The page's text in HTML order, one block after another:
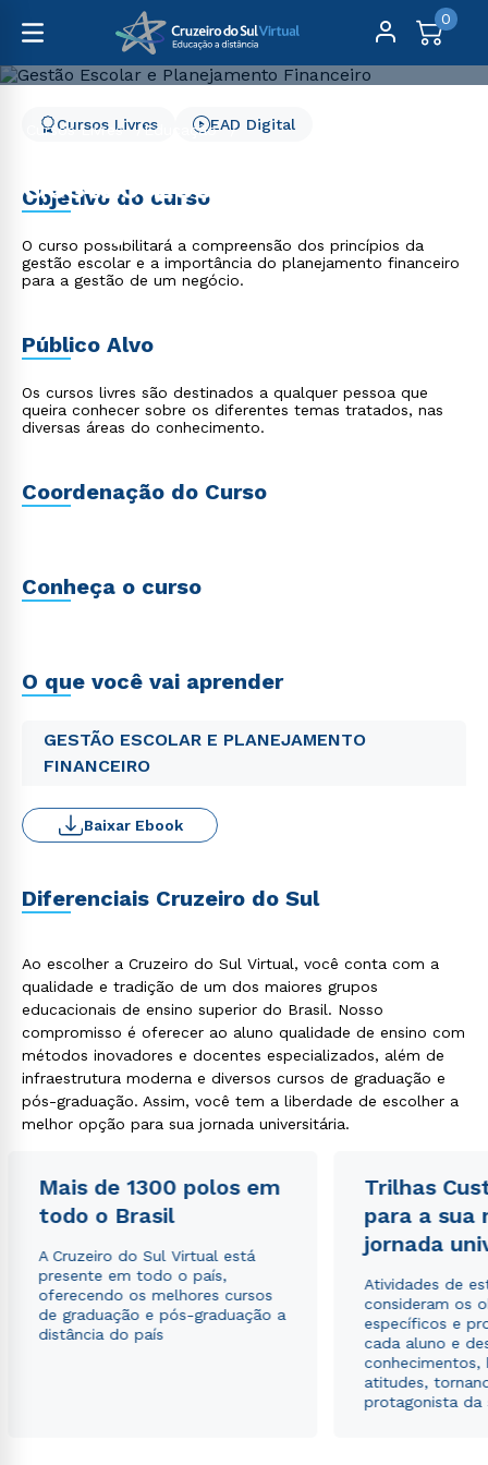
0
Cursos Livres
Educação
Gestão Escolar e
Planejamento Financeiro
Cursos Livres EAD Digital
Objetivo do curso
O curso possibilitará a compreensão dos princípios da
gestão escolar e a importância do planejamento financeiro
para a gestão de um negócio.
Público Alvo
Os cursos livres são destinados a qualquer pessoa que
queira conhecer sobre os diferentes temas tratados, nas
diversas áreas do conhecimento.
Coordenação do Curso
Conheça o curso
O que você vai aprender
GESTÃO ESCOLAR E PLANEJAMENTO
FINANCEIRO
Baixar Ebook
Diferenciais Cruzeiro do Sul
Ao escolher a Cruzeiro do Sul Virtual, você conta com a
qualidade e tradição de um dos maiores grupos
educacionais de ensino superior do Brasil. Nosso
compromisso é oferecer ao aluno qualidade de ensino com
métodos inovadores e docentes especializados, além de
infraestrutura moderna e diversos cursos de graduação e
pós-graduação. Assim, você tem a liberdade de escolher a
melhor opção para sua jornada universitária.
Mais de 1300 polos em
todo o Brasil
A Cruzeiro do Sul Virtual está
presente em todo o país,
oferecendo os melhores cursos
de graduação e pós-graduação a
distância do país
Trilhas
para a sua
jornada
Atividades de
consideram os
específicos e
cada aluno e
conhecimentos,
atitudes,
protagonista da